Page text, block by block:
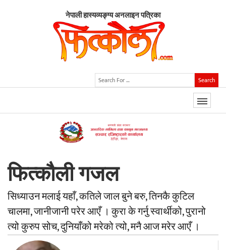
नेपाली हास्यव्यङ्ग्य अनलाइन पत्रिका
Search
फित्कौली गजल
सिध्याउन मलाई यहाँ, कतिले जाल बुने बरु, तिनकै कुटिल
चालमा, जानीजानी परेर आएँ । कुरा के गर्नु स्वार्थीको, पुरानो
त्यो कुरुप सोच, दुनियाँको मरेको त्यो, मनै आज मरेर आएँ ।